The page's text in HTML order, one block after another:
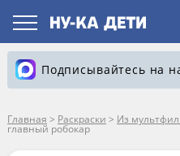
Подписывайтесь на
Главная > Раскраски > Из
главный робокар